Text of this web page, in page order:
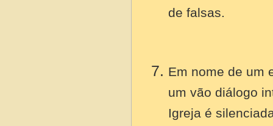
de falsas.
Em nome de um
um vão diálogo
Igreja é